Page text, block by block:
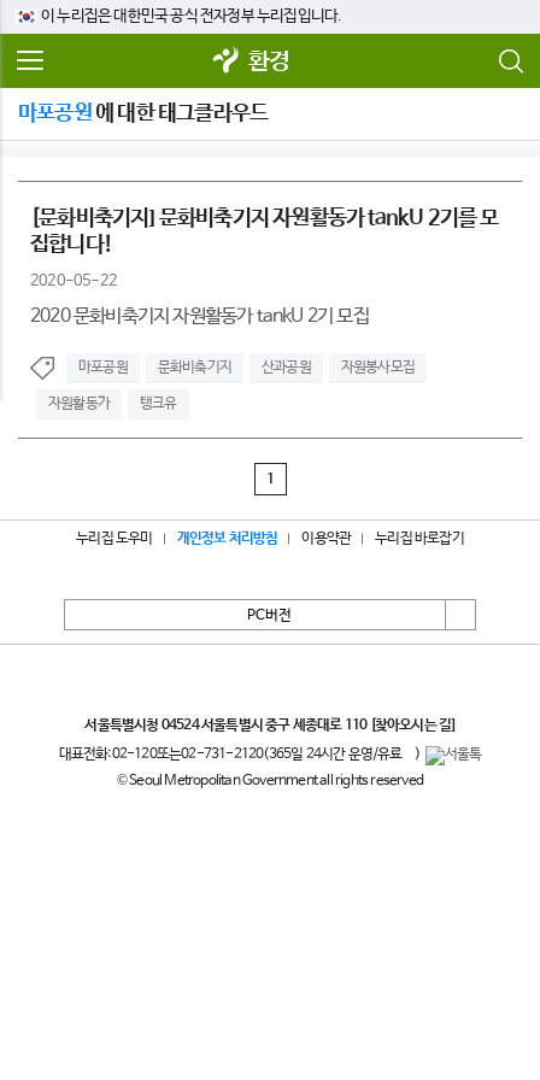
이 누리집은 대한민국 공식 전자정부 누리집입니다.
환경
마포공원에 대한 태그클라우드
[문화비축기지] 문화비축기지 자원활동가 tankU 2기를 모
집합니다!
2020-05-22
2020 문화비축기지 자원활동가 tankU 2기 모집
마포공원 문화비축기지 산과공원 자원봉사모집
자원활동가 탱크유
1
누리집 도우미 개인정보 처리방침 이용약관 누리집 바로잡기
PC버전
서울특별시청 04524 서울특별시 중구 세종대로 110 [찾아오시는 길]
대표전화:02-120또는02-731-2120(365일 24시간 운영/유료
)
© Seoul Metropolitan Government all rights reserved